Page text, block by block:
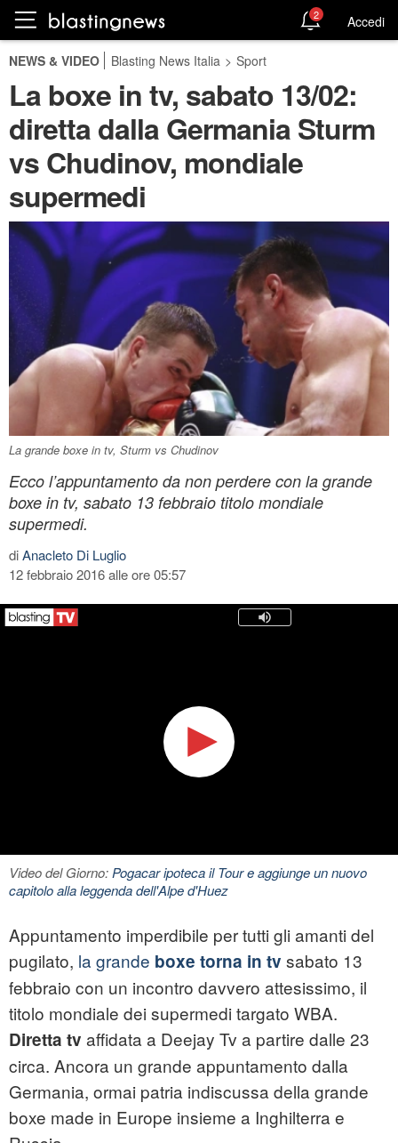
2 Accedi
NEWS & VIDEO Blasting News Italia > Sport
La boxe in tv, sabato 13/02:
diretta dalla Germania Sturm
vs Chudinov, mondiale
supermedi
La grande boxe in tv, Sturm vs Chudinov
Ecco l’appuntamento da non perdere con la grande
boxe in tv, sabato 13 febbraio titolo mondiale
supermedi.
diAnacleto Di Luglio
12 febbraio 2016 alle ore 05:57
Video del Giorno:Pogacar ipoteca il Tour e aggiunge un nuovo
capitolo alla leggenda dell'Alpe d'Huez
Appuntamento imperdibile per tutti gli amanti del
pugilato, la grande boxe torna in tv sabato 13
febbraio con un incontro davvero attesissimo, il
titolo mondiale dei supermedi targato WBA.
Diretta tv affidata a Deejay Tv a partire dalle 23
circa. Ancora un grande appuntamento dalla
Germania, ormai patria indiscussa della grande
boxe made in Europe insieme a Inghilterra e